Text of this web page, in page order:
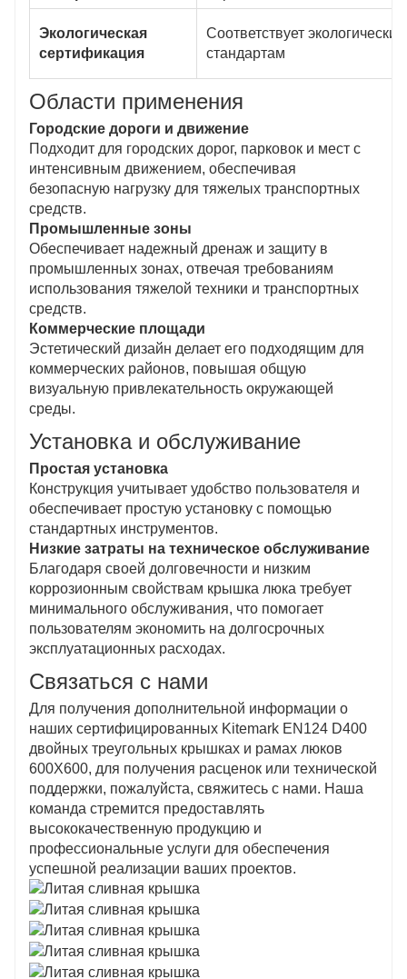
Экологическая
сертификация
Соответствует экологическим
стандартам
Области применения
Городские дороги и движение
Подходит для городских дорог, парковок и мест с
интенсивным движением, обеспечивая
безопасную нагрузку для тяжелых транспортных
средств.
Промышленные зоны
Обеспечивает надежный дренаж и защиту в
промышленных зонах, отвечая требованиям
использования тяжелой техники и транспортных
средств.
Коммерческие площади
Эстетический дизайн делает его подходящим для
коммерческих районов, повышая общую
визуальную привлекательность окружающей
среды.
Установка и обслуживание
Простая установка
Конструкция учитывает удобство пользователя и
обеспечивает простую установку с помощью
стандартных инструментов.
Низкие затраты на техническое обслуживание
Благодаря своей долговечности и низким
коррозионным свойствам крышка люка требует
минимального обслуживания, что помогает
пользователям экономить на долгосрочных
эксплуатационных расходах.
Связаться с нами
Для получения дополнительной информации о
наших сертифицированных Kitemark EN124 D400
двойных треугольных крышках и рамах люков
600X600, для получения расценок или технической
поддержки, пожалуйста, свяжитесь с нами. Наша
команда стремится предоставлять
высококачественную продукцию и
профессиональные услуги для обеспечения
успешной реализации ваших проектов.